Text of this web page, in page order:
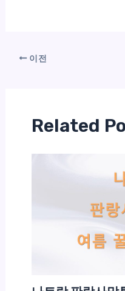
이전
Related